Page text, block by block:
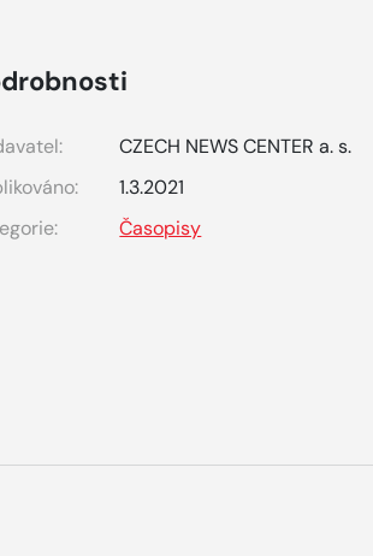
CZECH NEWS CENTER a. s.
1.3.2021
Časopisy